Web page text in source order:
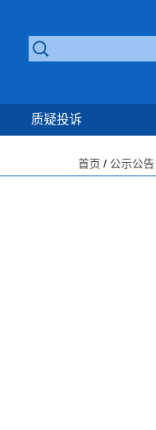
质疑投诉
首页 / 公示公告